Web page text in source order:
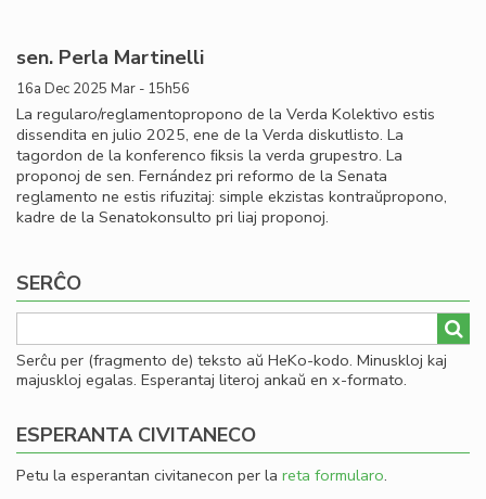
sen. Perla Martinelli
16a Dec 2025 Mar - 15h56
La regularo/reglamentopropono de la Verda Kolektivo estis
dissendita en julio 2025, ene de la Verda diskutlisto. La
tagordon de la konferenco ﬁksis la verda grupestro. La
proponoj de sen. Fernández pri reformo de la Senata
reglamento ne estis rifuzitaj: simple ekzistas kontraŭpropono,
kadre de la Senatokonsulto pri liaj proponoj.
SERĈO
Serĉu per (fragmento de) teksto aŭ HeKo-kodo. Minuskloj kaj
majuskloj egalas. Esperantaj literoj ankaŭ en x-formato.
ESPERANTA CIVITANECO
Petu la esperantan civitanecon per la reta formularo.